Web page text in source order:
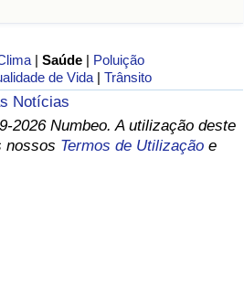
|Saúde | Poluição
de Vida |Trânsito
Notícias
2026 Numbeo. A utilização deste
nossos Termos de Utilização e
Por País
Imóveis por País
vida por país
(Atual)